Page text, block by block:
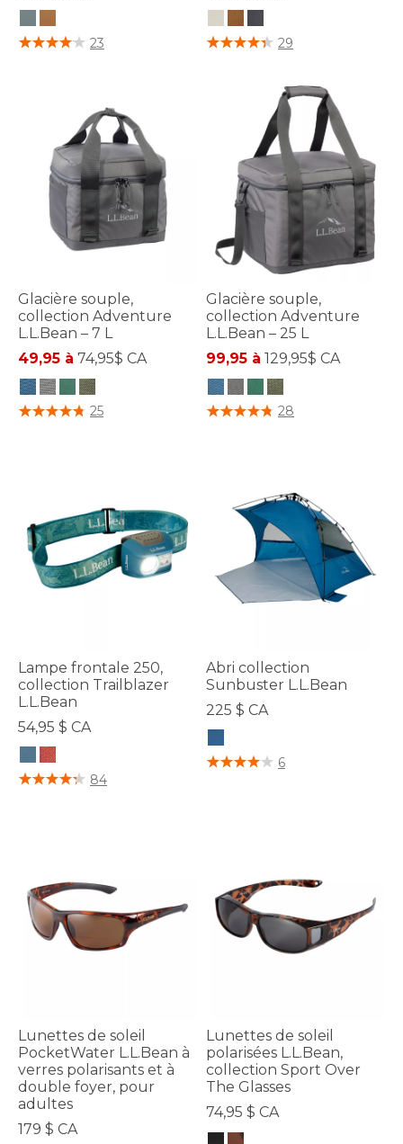
4,5 sur 5 Évaluation des clients
23 4,4 sur 5 Évaluation des clients
29
Glacière souple,
collection Adventure
L.L.Bean – 7 L
49,95 à 74,95$ CA
4,6 sur 5 Évaluation des clients
25
Glacière souple,
collection Adventure
L.L.Bean – 25 L
99,95 à 129,95$ CA
5 sur 5 Évaluation des clients
28
Lampe frontale 250,
collection Trailblazer
L.L.Bean
54,95 $ CA
3,3 sur 5 Évaluation des clients
84
Abri collection
Sunbuster L.L.Bean
225 $ CA
3,2 sur 5 Évaluation des clients
6
Lunettes de soleil
PocketWater L.L.Bean à
verres polarisants et à
double foyer, pour
adultes
179 $ CA
Lunettes de soleil
polarisées L.L.Bean,
collection Sport Over
The Glasses
74,95 $ CA